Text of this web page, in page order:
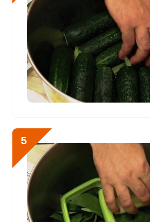
Фтор
Цинк
Бор
Ванадий
5